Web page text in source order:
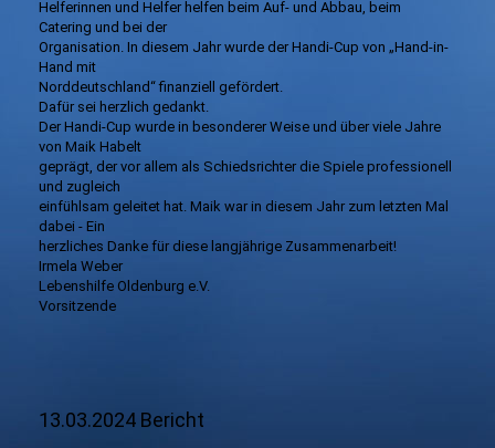
Helferinnen und Helfer helfen beim Auf- und Abbau, beim
Catering und bei der
Organisation. In diesem Jahr wurde der Handi-Cup von „Hand-in-
Hand mit
Norddeutschland“ finanziell gefördert.
Dafür sei herzlich gedankt.
Der Handi-Cup wurde in besonderer Weise und über viele Jahre
von Maik Habelt
geprägt, der vor allem als Schiedsrichter die Spiele professionell
und zugleich
einfühlsam geleitet hat. Maik war in diesem Jahr zum letzten Mal
dabei - Ein
herzliches Danke für diese langjährige Zusammenarbeit!
Irmela Weber
Lebenshilfe Oldenburg e.V.
Vorsitzende
13.03.2024 Bericht